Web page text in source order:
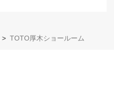
> TOTO厚木ショールーム